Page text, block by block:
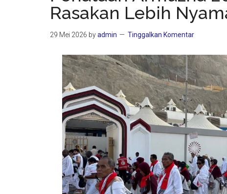
Rasakan Lebih
29 Mei 2026 byadmin Tinggalkan Komentar